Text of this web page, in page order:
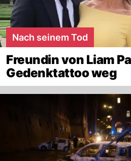
Nach seinem Tod
Freundin von Liam
Gedenktattoo weg